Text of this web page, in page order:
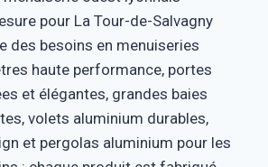
pour La Tour-de-Salvagny
des besoins en menuiseries
haute performance, portes
et élégantes, grandes baies
volets aluminium durables,
et pergolas aluminium pour les